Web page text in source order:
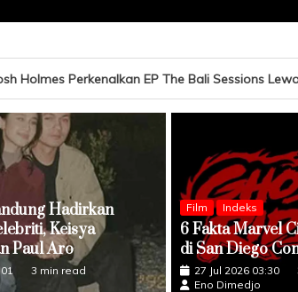
Sessions Lewat Say Yes (Wedding Version)
Hadirkan
Keisya
Paul Aro
3 min read
Film Indeks
6 Fakta Marvel
di San Diego
27 Jul 2026 03:30
Eno Dimedjo